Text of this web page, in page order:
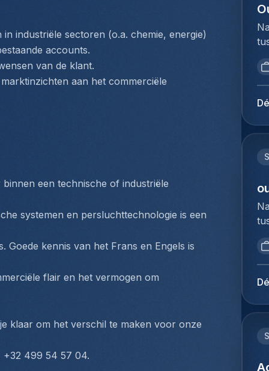
industriële sectoren (o.a. chemie, energie)
accounts.
van de klant.
aan het commerciële
een technische of industriële
systemen en persluchttechnologie is een
Goede kennis van het Frans en Engels is
flair en het vermogen om
klaar om het verschil te maken voor onze
+32 499 54 57 04.